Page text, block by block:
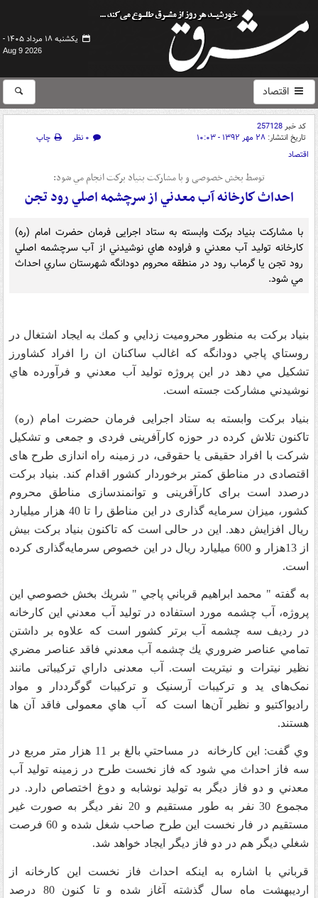
یکشنبه ۱۸ مرداد ۱۴۰۵ -
Aug 9 2026
اقتصاد
کد خبر257128
تاریخ انتشار: ۲۸ مهر ۱۳۹۲ - ۱۰:۰۳ ۰ نظر
چاپ
اقتصاد
توسط بخش خصوصی و با مشارکت بنياد بركت انجام مي شود:
احداث كارخانه آب معدني از سرچشمه اصلي رود تجن
با مشاركت بنياد بركت وابسته به ستاد اجرایی فرمان حضرت امام (ره)
كارخانه توليد آب معدني و فراوده هاي نوشيدني از آب سرچشمه اصلي
رود تجن يا گرماب رود در منطقه محروم دودانگه شهرستان ساري احداث
مي شود.
بنیاد برکت به منظور محروميت زدايي و كمك به ايجاد اشتغال در
روستاي پاجي دودانگه كه اغالب ساكنان ان را افراد كشاورز
تشكيل مي دهد در اين پروژه توليد آب معدني و فرآورده هاي
نوشيدني مشاركت جسته است.
بنياد بركت وابسته به ستاد اجرایی فرمان حضرت امام (ره)
تاکنون تلاش کرده در حوزه کارآفرینی فردی و جمعی و تشکیل
شرکت با افراد حقیقی یا حقوقی، در زمينه راه اندازی طرح های
اقتصادی در مناطق کمتر برخوردار کشور اقدام کند. بنیاد بركت
درصدد است برای کارآفرینی و توانمندسازی مناطق محروم
کشور، میزان سرمایه گذاری در این مناطق را تا 40 هزار میلیارد
ریال افزایش دهد. این در حالی است که تاکنون بنیاد برکت بیش
از 13هزار و 600 میلیارد ریال در این خصوص سرمایه‌گذاری کرده
است.
به گفته " محمد ابراهيم قرباني پاجي " شريك بخش خصوصي اين
پروژه، آب چشمه مورد استفاده در توليد آب معدني اين كارخانه
در رديف سه چشمه آب برتر كشور است كه علاوه بر داشتن
تمامي عناصر ضروري يك چشمه آب معدني فاقد عناصر مضري
نظير نيترات و نيتريت است. آب معدنی داراي ترکیباتی مانند
نمک‌های ید و ترکیبات آرسنیک و ترکیبات گوگرددار و مواد
رادیواکتیو و نظیر آن‌ها است که
آب هاي معمولی فاقد آن ها
هستند.
وي گفت: اين كارخانه
در مساحتي بالغ بر 11 هزار متر مربع در
سه فاز احداث مي شود كه فاز نخست طرح در زمينه توليد آب
معدني و دو فاز ديگر به توليد نوشابه و دوغ اختصاص دارد. در
مجموع 30 نفر به طور مستقيم و 20 نفر ديگر به صورت غير
مستقيم در فار نخست اين طرح صاحب شغل شده و 60 فرصت
شغلي ديگر هم در دو فاز ديگر ايجاد خواهد شد.
قرباني با اشاره به اينكه احداث فاز نخست اين كارخانه از
ارديبهشت ماه سال گذشته آغاز شده و تا كنون 80 درصد